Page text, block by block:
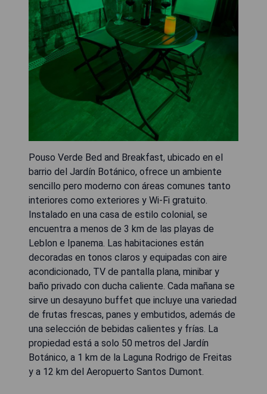
Pouso Verde Bed and Breakfast, ubicado en el
barrio del Jardín Botánico, ofrece un ambiente
sencillo pero moderno con áreas comunes tanto
interiores como exteriores y Wi-Fi gratuito.
Instalado en una casa de estilo colonial, se
encuentra a menos de 3 km de las playas de
Leblon e Ipanema. Las habitaciones están
decoradas en tonos claros y equipadas con aire
acondicionado, TV de pantalla plana, minibar y
baño privado con ducha caliente. Cada mañana se
sirve un desayuno buffet que incluye una variedad
de frutas frescas, panes y embutidos, además de
una selección de bebidas calientes y frías. La
propiedad está a solo 50 metros del Jardín
Botánico, a 1 km de la Laguna Rodrigo de Freitas
y a 12 km del Aeropuerto Santos Dumont.